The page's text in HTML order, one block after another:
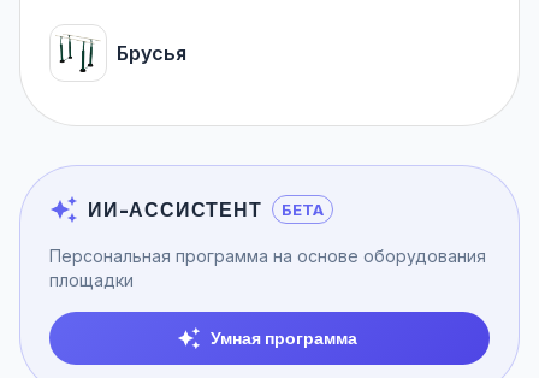
Брусья
ИИ-АССИСТЕНТ БЕТА
Персональная программа на основе оборудования
площадки
Умная программа